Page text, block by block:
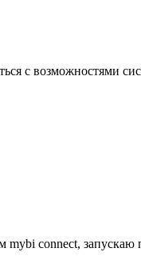
с возможностями
connect,